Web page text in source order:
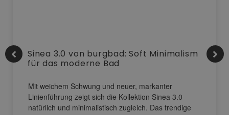
Sinea 3.0 von burgbad: Soft Minimalism
für das moderne Bad
Mit weichem Schwung und neuer, markanter
Linienführung zeigt sich die Kollektion Sinea 3.0
natürlich und minimalistisch zugleich. Das trendige